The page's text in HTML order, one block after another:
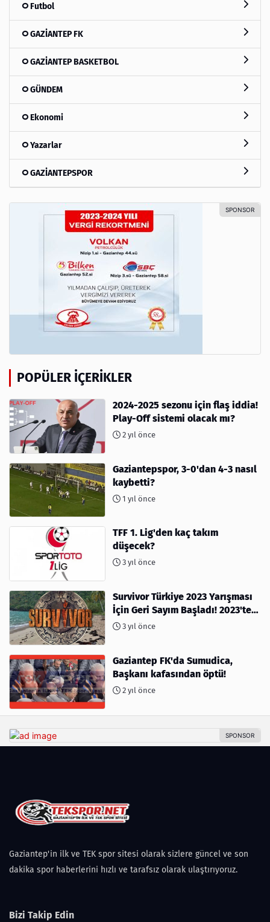
Futbol
GAZİANTEP FK
GAZİANTEP BASKETBOL
GÜNDEM
Ekonomi
Yazarlar
GAZİANTEPSPOR
POPÜLER İÇERIKLER
2024-2025 sezonu için flaş iddia!
Play-Off sistemi olacak mı?
2 yıl önce
Gaziantepspor, 3-0'dan 4-3 nasıl
kaybetti?
1 yıl önce
TFF 1. Lig'den kaç takım
düşecek?
3 yıl önce
Survivor Türkiye 2023 Yarışması
İçin Geri Sayım Başladı! 2023'te
kimler var?
3 yıl önce
Gaziantep FK'da Sumudica,
Başkanı kafasından öptü!
2 yıl önce
Gaziantep'in ilk ve TEK spor sitesi olarak sizlere güncel ve son
dakika spor haberlerini hızlı ve tarafsız olarak ulaştırıyoruz.
Bizi Takip Edin